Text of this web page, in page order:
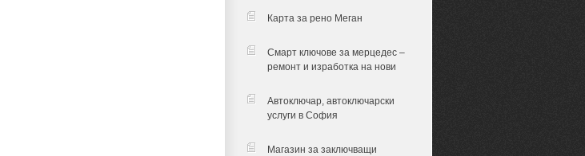
Карта за рено Меган
Смарт ключове за мерцедес –
ремонт и изработка на нови
Автоключар, автоключарски
услуги в София
Магазин за заключващи